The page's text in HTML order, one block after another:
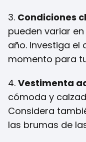
3. Condiciones
pueden variar
año. Investiga el
momento para
4. Vestimenta
cómoda y
Considera
las brumas de